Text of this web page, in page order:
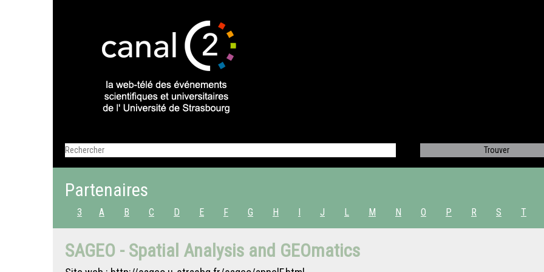
Partenaires
3 A B C D E F G H I J L M N O P R S T
SAGEO - Spatial Analysis and GEOmatics